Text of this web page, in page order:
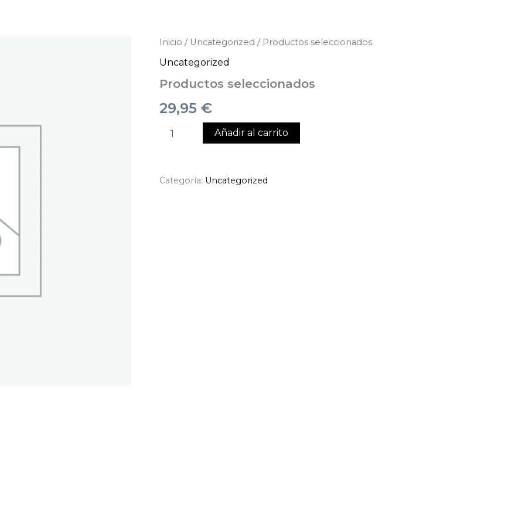
Inicio / Uncategorized / Productos seleccionados
Uncategorized
Productos seleccionados
29,95 €
Productos
cantidad
Añadir al carrito
Categoría: Uncategorized